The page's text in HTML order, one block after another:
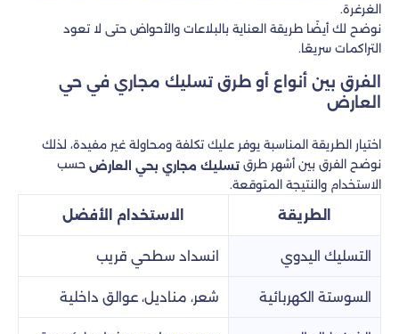
الغرغرة.
نوضح لك أيضًا طريقة العناية بالبلاعات والأحواض حتى لا تعود
التراكمات سريعًا.
الفرق بين أنواع أو طرق تسليك مجاري في حي
العارض
اختيار الطريقة المناسبة يوفر عليك تكلفة ومحاولة غير مفيدة، لذلك
نوضح الفرق بين أشهر طرق تسليك مجاري بحي العارض حسب
الاستخدام والنتيجة المتوقعة.
الطريقة الاستخدام الأفضل
التسليك اليدوي انسداد سطحي قريب
السوستة الكهربائية شعر، مناديل، عوالق داخلية